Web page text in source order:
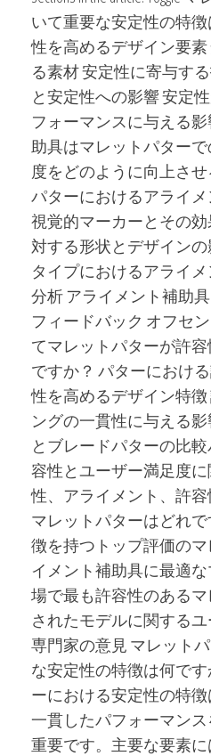
いて重要な安定性の特
性を高めるデザイン要
る素材 安定性に寄与す
と安定性への影響 安定
フォーマンスに与える
助具はマレットパター
度をどのように向上さ
パターにおけるアライ
視覚的マーカーとその
対する形状とデザイン
タイプにおけるアライ
分析 アライメント補助
フィードバック オフセ
てマレットパターが許
ですか？ パターにおけ
性を高めるデザイン特
ングの一貫性に与える
とブレードパターの比
容性とユーザー満足度
性、アライメント、許容
マレットパターはどれ
徴を持つトップ評価の
イメント補助具に最適
場で最も許容性のある
されたモデルに関する
専門家の意見 マレット
な安定性の特徴は何で
ーにおける安定性の特
一貫したパフォーマン
重要です。主要な要素